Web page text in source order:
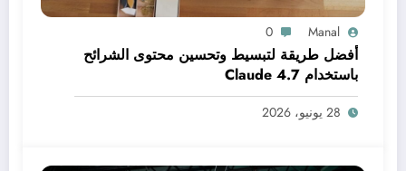
Manal
0
أفضل طريقة لتبسيط وتحسين محتوى الشرائح
باستخدام Claude 4.7
28 يونيو، 2026